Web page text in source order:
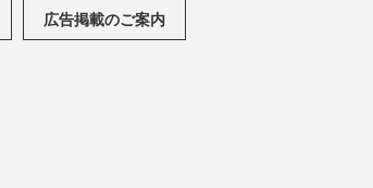
広告掲載のご案内